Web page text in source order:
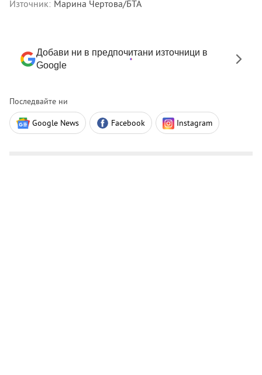
Източник: Марина Чертова/БТА
Добави ни в предпочитани източници в
Google
Последвайте ни
Google News Facebook Instagram